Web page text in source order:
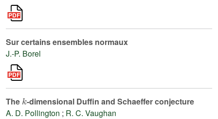
Sur certains ensembles normaux
J.-P. Borel
The
-dimensional Duffin and Schaeffer conjecture
A. D. Pollington ; R. C. Vaughan